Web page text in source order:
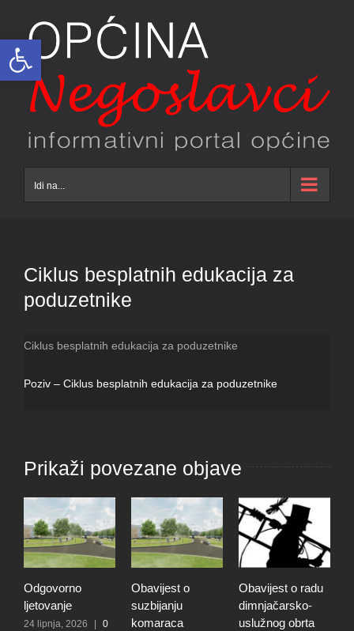
Open toolbar
content
Idi na...
Ciklus besplatnih edukacija za
poduzetnike
Ciklus besplatnih edukacija za poduzetnike
Poziv – Ciklus besplatnih edukacija za poduzetnike
Prikaži povezane objave
Odgovorno
ljetovanje
24 lipnja, 2026
0
Obavijest o
suzbijanju
komaraca
Obavijest o radu
dimnjačarsko-
uslužnog obrta